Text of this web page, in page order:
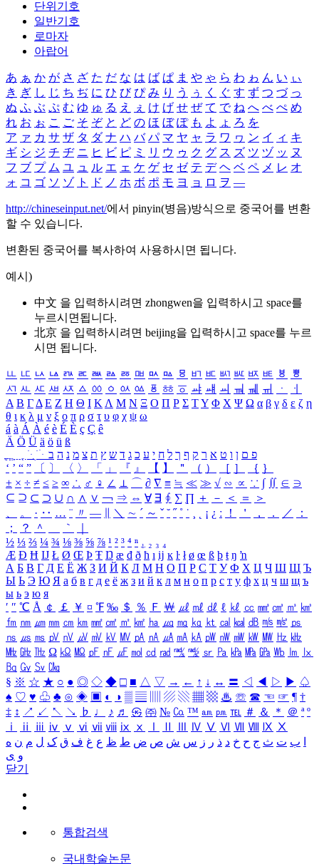
단위기호
일반기호
로마자
아랍어
あ ぁ か が さ ざ た だ な は ば ぱ ま や ゃ ら わ ゎ ん い ぃ
き ぎ し じ ち ぢ に ひ び ぴ み り う ぅ く ぐ す ず つ づ っ
ぬ ふ ぶ ぷ む ゆ ゅ る え ぇ け げ せ ぜ て で ね へ べ ぺ め
れ お ぉ こ ご そ ぞ と ど の ほ ぼ ぽ も よ ょ ろ を
ア ァ カ サ ザ タ ダ ナ ハ バ パ マ ヤ ャ ラ ワ ヮ ン イ ィ キ
ギ シ ジ チ ヂ ニ ヒ ビ ピ ミ リ ウ ゥ ク グ ス ズ ツ ヅ ッ ヌ
フ ブ プ ム ユ ュ ル エ ェ ケ ゲ セ ゼ テ デ ヘ ベ ペ メ レ オ
ォ コ ゴ ソ ゾ ト ド ノ ホ ボ ポ モ ヨ ョ ロ ヲ ―
http://chineseinput.net/에서 pinyin(병음)방식으로 중국어를 변환
할 수 있습니다.
변환된 중국어를 복사하여 사용하시면 됩니다.
예시)
中文 을 입력하시려면 zhongwen을 입력하시고 space를
누르시면됩니다.
北京 을 입력하시려면 beijing을 입력하시고 space를 누르
시면 됩니다.
ㅥ ㅦ ㅧ ㅨ ㅩ ㅪ ㅫ ㅬ ㅭ ㅮ ㅯ ㅰ ㅱ ㅲ ㅳ ㅴ ㅵ ㅶ ㅷ ㅸ
ㅹ
ㅺ ㅻ ㅼ ㅽ ㅾ ㅿ ㆀ ㆁ ㆂ ㆃ ㆄ ㆅ ㆆ ㆇ ㆈ ㆉ ㆊ ㆋ ㆌ ㆍ
ㆎ
Α Β ΓΔ Ε Ζ Η Θ Ι ΚΛ Μ Ν Ξ Ο Π Ρ Σ ΤΥ Φ Χ Ψ Ω α β γ δ ε ζ η
θ ι κ λ μ ν ξ ο π ρ σ τ υ φ χ ψ ω
á à Á À é è É È ç Ç ê
Ä Ö Ü ä ö ü ß
ִֶֹ ֻּ ׁׂ פ ם ן ו ט א ר ק ף ך ל ח י ע כ ג ד ש ץ ת צ מ נ ה ב
‘ ’ “ ” 〔 〕 〈 〉 「 」 『 』 【 】 ＂ （ ） ［ ］ ｛ ｝
± × ÷ ≠ ≤ ≥ ∞ ∴ ♂ ♀ ∠ ⊥ ⌒ ∂ ∇ ≡ ≒ ≪ ≫ √ ∽ ∝ ∵ ∫ ∬ ∈ ∋
⊆ ⊇ ⊂ ⊃ ∪ ∩ ∧ ∨ ￢ ⇒ ⇔ ∀ ∃ ∮ ∑ ∏ ＋ － ＜ ＝
＞
、
。 · ‥ … ¨ 〃 ― ＼ ∼ ´ ～ ˇ ˘ ˝ ˚ ˙ ¸ ¡ ¿ ː ！ ＇ ， ． ／
：
；
？ ＾ ｀
½ ⅓ ⅔ ¼ ¾ ⅛ ⅜ ⅝ ⅞ ¹ ² ³ ⁴ ⁿ ₁ ₂ ₃ ₄
Æ Ð Ħ Ĳ Ł Ø Œ Þ Ŧ Ŋ æ đ ð ħ ı ĳ ĸ ŀ ł ø œ ß þ ŧ ŋ ŉ
А Б В Г Д Е Ё Ж З И Й К Л М Н О П Р С Т У Ф Х Ц Ч Ш Щ Ъ
Ы Ь Э Ю Я а б в г д е ё ж з и й к л м н о п р с т у ф х ц ч ш щ ъ
ы ь э ю я
′ ″ ℃ Å ￠ ￡ ￥ ¤ ℉ ‰ ＄ ％ Ｆ ￦ ㎕ ㎖ ㎗ ℓ ㎘ ㏄ ㎣ ㎤ ㎥ ㎦
㎙ ㎚ ㎛ ㎜ ㎝ ㎞ ㎟ ㎠ ㎡ ㎢ ㏊ ㎍ ㎎ ㎏ ㏏ ㎈ ㎉ ㏈ ㎧ ㎨ ㎰
㎱ ㎲ ㎳ ㎴ ㎵ ㎶ ㎷ ㎸ ㎹ ㎀ ㎁ ㎂ ㎃ ㎄ ㎺ ㎻ ㎽ ㎾ ㎿ ㎐ ㎑
㎒ ㎓ ㎔ Ω ㏀ ㏁ ㎊ ㎋ ㎌ ㏖ ㏅ ㎭ ㎮ ㎯ ㏛ ㎩ ㎪ ㎫ ㎬ ㏝ ㏐
㏓
㏃ ㏉ ㏜ ㏆
§ ※ ☆ ★ ○ ● ◎ ◇ ◆ □ ■ △ ▽ → ← ↑ ↓ ↔ 〓 ◁ ◀ ▷ ▶ ♤
♠ ♡ ♥ ♧ ♣ ⊙ ◈ ▣ ◐ ◑ ▒ ▤ ▨ ▧ ▦ ▩ ♨ ☏ ☎ ☜ ☞ ¶ †
‡ ↕ ↗ ↙ ↖ ↘ ♭ ♩ ♪ ♬ ㉿ ㈜ № ㏇ ™ ㏂ ㏘ ℡ ＃ ＆ ＊ ＠ ª º
ⅰ
ⅱ ⅲ ⅳ ⅴ ⅵ ⅶ ⅷ ⅸ ⅹ Ⅳ Ⅴ Ⅵ Ⅶ Ⅷ Ⅸ Ⅹ
ب ت ث ج ح خ د ذ ر ز س ش ص ض ط ظ ع غ ف ق ک ل م ن ه
و ی
닫기
통합검색
국내학술논문